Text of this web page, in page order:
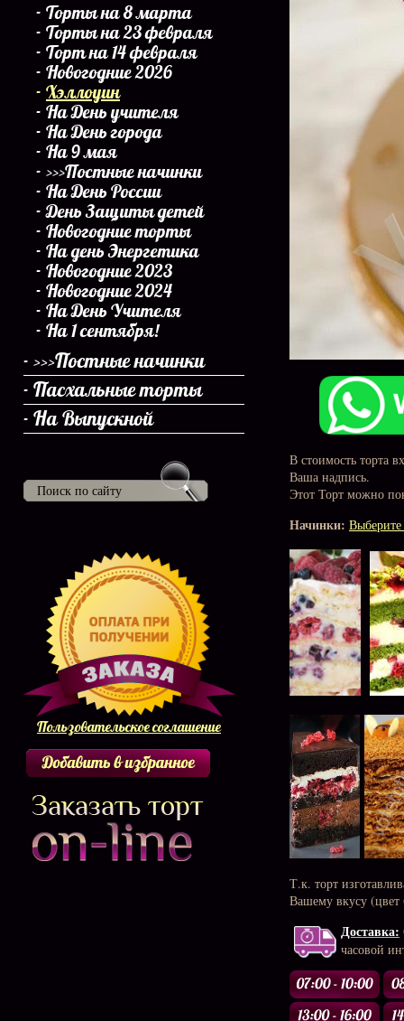
Торты на 8 марта
Торты на 23 февраля
Торт на 14 февраля
Новогодние 2026
Хэллоуин
На День учителя
На День города
На 9 мая
>>>Постные начинки
На День России
День Защиты детей
Новогодние торты
На день Энергетика
Новогодние 2023
Новогодние 2024
На День Учителя
На 1 сентября!
>>>Постные начинки
Пасхальные торты
На Выпускной
Пользовательское соглашение
В стоимость торта
Ваша надпись.
Этот Торт можно
Начинки: Выберите
Т.к. торт
Вашему вкусу (цвет
Доставка:
часовой